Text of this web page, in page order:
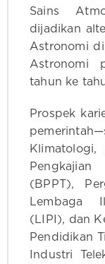
Sains
dijadikan
Astronomi
Astronomi
tahun ke
Prospek
Klimatologi,
(BPPT),
Lembaga
(LIPI), dan
Pendidikan
Industri